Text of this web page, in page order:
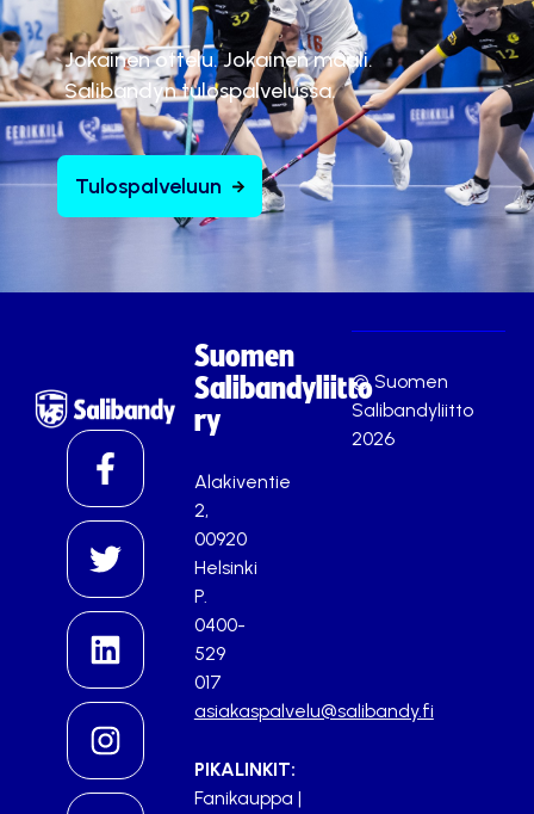
Jokainen ottelu. Jokainen maali.
Salibandyn tulospalvelussa.
Tulospalveluun
Suomen
Salibandyliitto
ry
Alakiventie
2,
00920
Helsinki
P.
0400-
529
017
asiakaspalvelu@salibandy.fi
PIKALINKIT:
Fanikauppa |
© Suomen
Salibandyliitto
2026